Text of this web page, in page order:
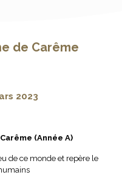
de Carême
2023
(Année A)
de ce monde et repère le